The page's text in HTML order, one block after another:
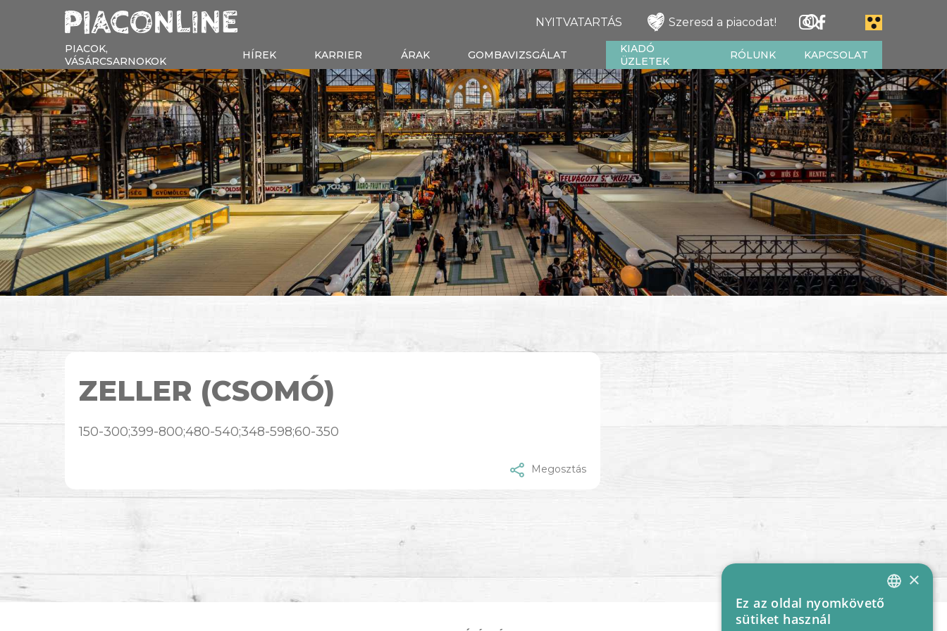
NYITVATARTÁS Szeresd a piacodat!
PIACOK,
VÁSÁRCSARNOKOK
HÍREK KARRIER ÁRAK GOMBAVIZSGÁLAT
KIADÓ
ÜZLETEK
RÓLUNK KAPCSOLAT
ZELLER (CSOMÓ)
150-300;399-800;480-540;348-598;60-350
Megosztás
HUNGARIAN
×
Ez az oldal nyomkövető
sütiket használ